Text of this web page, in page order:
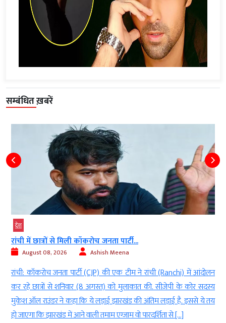
सम्बंधित ख़बरें
देश
रांची में छात्रों से मिली कॉकरोच जनता पार्टी...
August 08, 2026 Ashish Meena
रांची: कॉकरोच जनता पार्टी (CJP) की एक टीम ने रांची (Ranchi) में आंदोलन
कर रहे छात्रों से शनिवार (8 अगस्त) को मुलाकात की. सीजेपी के कोर सदस्य
मुकेश ऑल राउंडर ने कहा कि ये लड़ाई झारखंड की अंतिम लड़ाई है. इससे ये तय
हो जाएगा कि झारखंड में आने वाली तमाम एग्जाम वो पारदर्शिता से […]